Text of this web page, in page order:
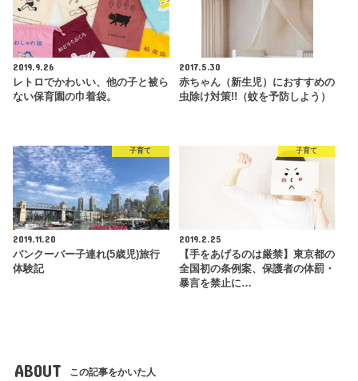
2019.9.26
レトロでかわいい、他の子と被ら
ない保育園の巾着袋。
2017.5.30
赤ちゃん（新生児）におすすめの
虫除け対策!!（蚊を予防しよう）
子育て
2019.11.20
バンクーバー子連れ(5歳児)旅行
体験記
子育て
2019.2.25
【手をあげるのは厳禁】東京都の
全国初の条例案、保護者の体罰・
暴言を禁止に…
ABOUT この記事をかいた人